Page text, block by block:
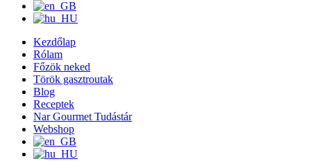
Kezdőlap
Rólam
Főzök neked
Török gasztroutak
Blog
Receptek
Nar Gourmet Tudástár
Webshop